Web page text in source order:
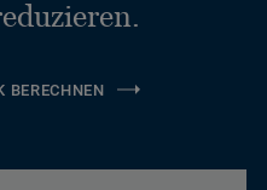
BERECHNEN